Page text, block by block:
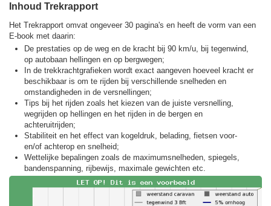
Inhoud Trekrapport
Het Trekrapport omvat ongeveer 30 pagina's en heeft de vorm van een
E-book met daarin:
De prestaties op de weg en de kracht bij 90 km/u, bij tegenwind,
op autobaan hellingen en op bergwegen;
In de trekkracht­grafieken wordt exact aangeven hoeveel kracht er
beschikbaar is om te rijden bij verschillende snelheden en
omstandigheden in de versnellingen;
Tips bij het rijden zoals het kiezen van de juiste versnelling,
wegrijden op hellingen en het rijden in de bergen en
achteruitrijden;
Stabiliteit en het effect van kogeldruk, belading, fietsen voor-
en/of achterop en snelheid;
Wettelijke bepalingen zoals de maximumsnelheden, spiegels,
bandenspanning, rijbewijs, maximale gewichten etc.